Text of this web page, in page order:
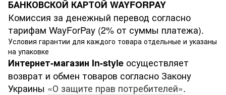
БАНКОВСКОЙ КАРТОЙ WAYFORPAY
Комиссия за денежный перевод согласно
тарифам WayForPay (2% от суммы платежа).
Условия гарантии для каждого товара отдельные и указаны
на упаковке
Интернет-магазин In-style осуществляет
возврат и обмен товаров согласно Закону
Украины «О защите прав потребителей».